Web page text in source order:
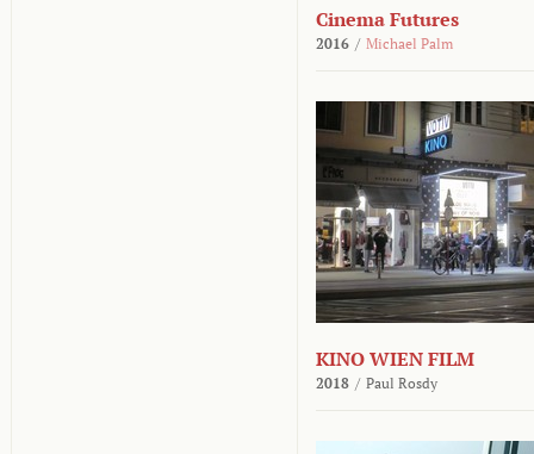
Cinema Futures
2016 / Michael Palm
KINO WIEN FILM
2018 / Paul Rosdy